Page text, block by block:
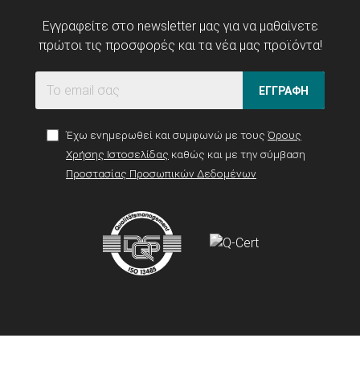
Εγγραφείτε στο newsletter μας για να μαθαίνετε
πρώτοι τις προσφορές και τα νέα μας προϊόντα!
ΕΓΓΡΑΦΗ
Έχω ενημερωθεί και συμφωνώ με τους Όρους
Χρήσης Ιστοσελίδας καθώς και με την σύμβαση
Προστασίας Προσωπικών Δεδομένων